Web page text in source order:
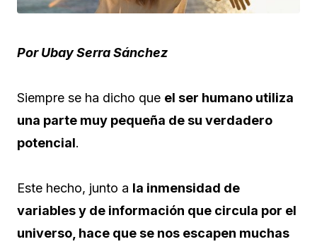
PorUbay Serra Sánchez
Siempre se ha dicho que el ser humano utiliza
una parte muy pequeña de su verdadero
potencial.
Este hecho, junto a la inmensidad de
variables y de información que circula por el
universo, hace que se nos escapen muchas